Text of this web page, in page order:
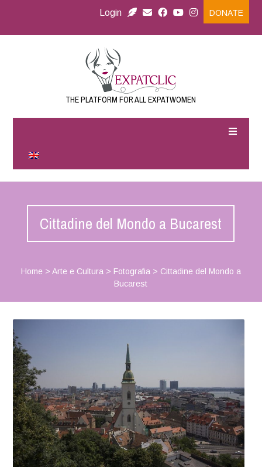
Login DONATE
THE PLATFORM FOR ALL EXPATWOMEN
Cittadine del Mondo a Bucarest
Home > Arte e Cultura > Fotografia > Cittadine del Mondo a
Bucarest